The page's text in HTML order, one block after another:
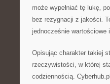
może wypełniać tę lukę,
bez rezygnacji z jakości.
jednocześnie wartościowe
Opisując charakter takiej
rzeczywistości, w której
codziennością.